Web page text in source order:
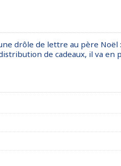
drôle de lettre au père
de cadeaux, il va